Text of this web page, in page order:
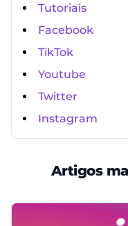
Tutoriais
Facebook
TikTok
Youtube
Twitter
Instagram
Artigos